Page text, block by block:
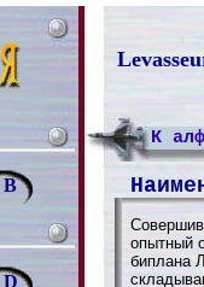
B
D
К
опытный
биплана